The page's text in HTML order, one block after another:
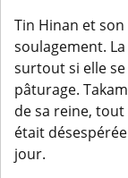
Tin Hinan et
soulagement.
surtout si elle se
pâturage.
de sa reine,
était
jour.